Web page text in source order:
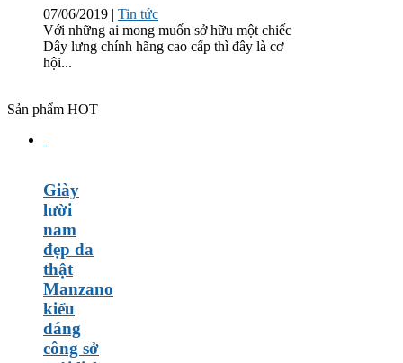
07/06/2019 | Tin tức
Với những ai mong muốn sở hữu một chiếc
Dây lưng chính hãng cao cấp thì đây là cơ
hội...
Sản phẩm HOT
Giày
lười
nam
đẹp da
thật
Manzano
kiểu
dáng
công sở